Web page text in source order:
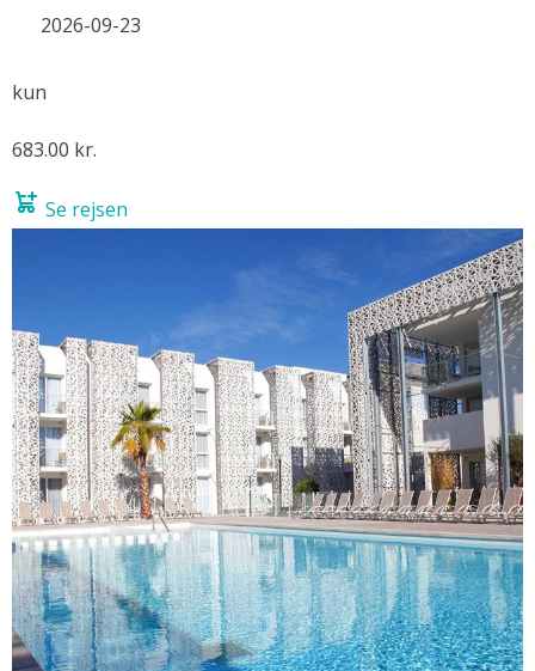
2026-09-23
kun
683.00 kr.
Se rejsen